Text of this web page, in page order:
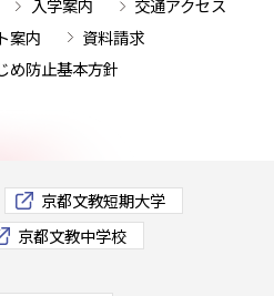
入学案内
交通アクセス
案内
資料請求
め防止基本方針
京都文教短期大学
京都文教中学校